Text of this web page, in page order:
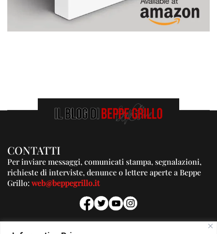
CONTATTI
Per inviare messaggi, comunicati stampa, segnalazioni,
richieste di interviste, denunce o lettere aperte a Beppe
Grillo:web@beppegrillo.it